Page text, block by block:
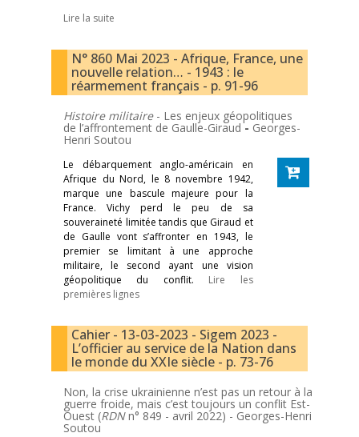
Lire la suite
N° 860 Mai 2023 - Afrique, France, une
nouvelle relation… - 1943 : le
réarmement français - p. 91-96
Histoire militaire- Les enjeux géopolitiques
de l’affrontement de Gaulle-Giraud- Georges-
Henri Soutou
Le débarquement anglo-américain en
Afrique du Nord, le 8 novembre 1942,
marque une bascule majeure pour la
France. Vichy perd le peu de sa
souveraineté limitée tandis que Giraud et
de Gaulle vont s’affronter en 1943, le
premier se limitant à une approche
militaire, le second ayant une vision
géopolitique du conflit. Lire les
premières lignes
Cahier - 13-03-2023 - Sigem 2023 -
L’officier au service de la Nation dans
le monde du XXIe siècle - p. 73-76
Non, la crise ukrainienne n’est pas un retour à la
guerre froide, mais c’est toujours un conflit Est-
Ouest (RDNn° 849 - avril 2022) - Georges-Henri
Soutou